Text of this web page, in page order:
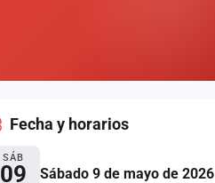
Fecha y horarios
SÁB
09 Sábado 9 de mayo de 2026